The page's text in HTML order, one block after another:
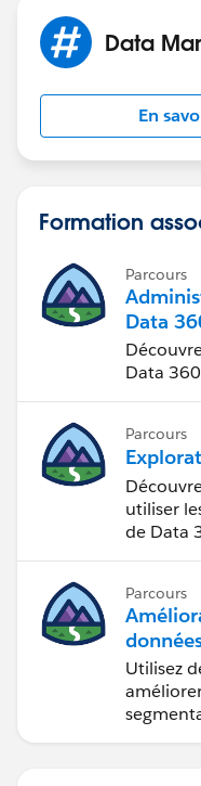
Data
En
Formation
Parcours
Data
Data
Parcours
utiliser
de Data
Parcours
Utilisez
données.